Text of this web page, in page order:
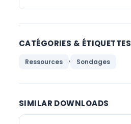
CATÉGORIES & ÉTIQUETTES
Ressources , Sondages
SIMILAR DOWNLOADS